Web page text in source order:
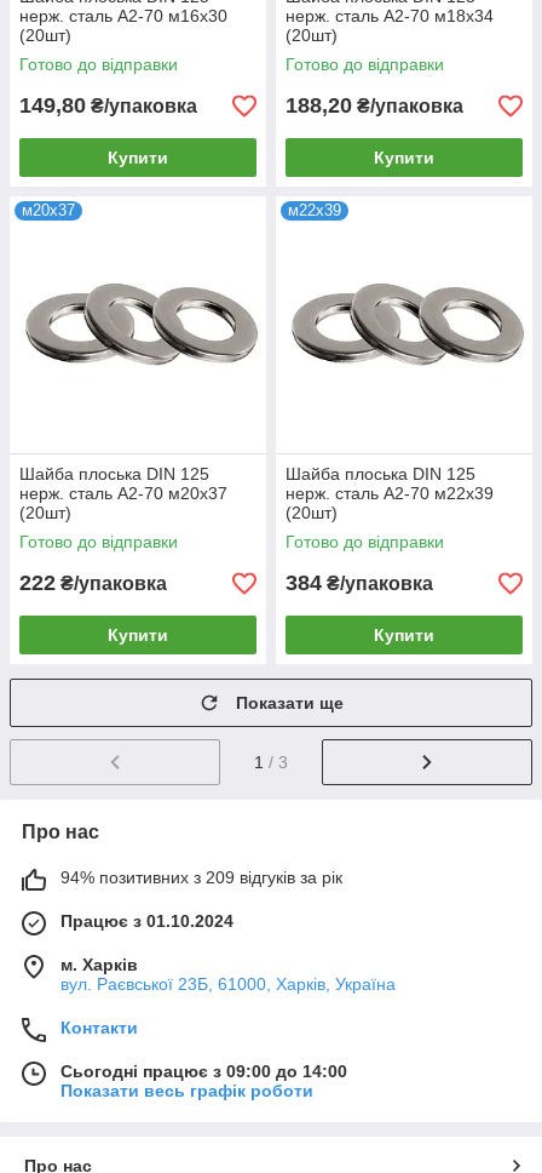
нерж. сталь А2-70 м16х30
(20шт)
Готово до відправки
149,80 ₴/упаковка
Купити
нерж. сталь А2-70 м18х34
(20шт)
Готово до відправки
188,20 ₴/упаковка
Купити
м20х37
Шайба плоська DIN 125
нерж. сталь А2-70 м20х37
(20шт)
Готово до відправки
222 ₴/упаковка
Купити
м22х39
Шайба плоська DIN 125
нерж. сталь А2-70 м22х39
(20шт)
Готово до відправки
384 ₴/упаковка
Купити
Показати ще
1 / 3
Про нас
94% позитивних з 209 відгуків за рік
Працює з 01.10.2024
м. Харків
вул. Раєвської 23Б, 61000, Харків, Україна
Контакти
Сьогодні працює з 09:00 до 14:00
Показати весь графік роботи
Про нас